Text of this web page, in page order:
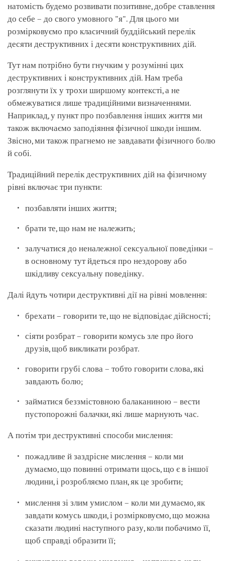
натомість будемо розвивати позитивне, добре ставлення
до себе – до свого умовного "я". Для цього ми
розмірковуємо про класичний буддійський перелік
десяти деструктивних і десяти конструктивних дій.
Тут нам потрібно бути гнучким у розумінні цих
деструктивних і конструктивних дій. Нам треба
розглянути їх у трохи ширшому контексті, а не
обмежуватися лише традиційними визначеннями.
Наприклад, у пункт про позбавлення інших життя ми
також включаємо заподіяння фізичної шкоди іншим.
Звісно, ми також прагнемо не завдавати фізичного болю
й собі.
Традиційний перелік деструктивних дій на фізичному
рівні включає три пункти:
позбавляти інших життя;
брати те, що нам не належить;
залучатися до неналежної сексуальної поведінки –
в основному тут йдеться про нездорову або
шкідливу сексуальну поведінку.
Далі йдуть чотири деструктивні дії на рівні мовлення:
брехати – говорити те, що не відповідає дійсності;
сіяти розбрат – говорити комусь зле про його
друзів, щоб викликати розбрат.
говорити грубі слова – тобто говорити слова, які
завдають болю;
займатися беззмістовною балаканиною – вести
пустопорожні балачки, які лише марнують час.
А потім три деструктивні способи мислення:
пожадливе й заздрісне мислення – коли ми
думаємо, що повинні отримати щось, що є в іншої
людини, і розробляємо план, як це зробити;
мислення зі злим умислом – коли ми думаємо, як
завдати комусь шкоди, і розмірковуємо, що можна
сказати людині наступного разу, коли побачимо її,
щоб справді образити її;